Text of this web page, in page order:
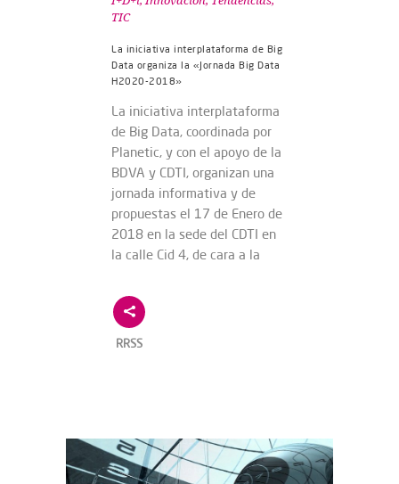
TIC
La iniciativa interplataforma de Big
Data organiza la «Jornada Big Data
H2020-2018»
La iniciativa interplataforma
de Big Data, coordinada por
Planetic, y con el apoyo de la
BDVA y CDTI, organizan una
jornada informativa y de
propuestas el 17 de Enero de
2018 en la sede del CDTI en
la calle Cid 4, de cara a la
RRSS